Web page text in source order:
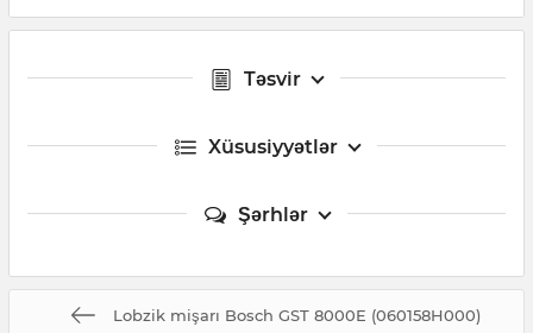
Təsvir
Xüsusiyyətlər
Şərhlər
Lobzik mişarı Bosch GST 8000E (060158H000)